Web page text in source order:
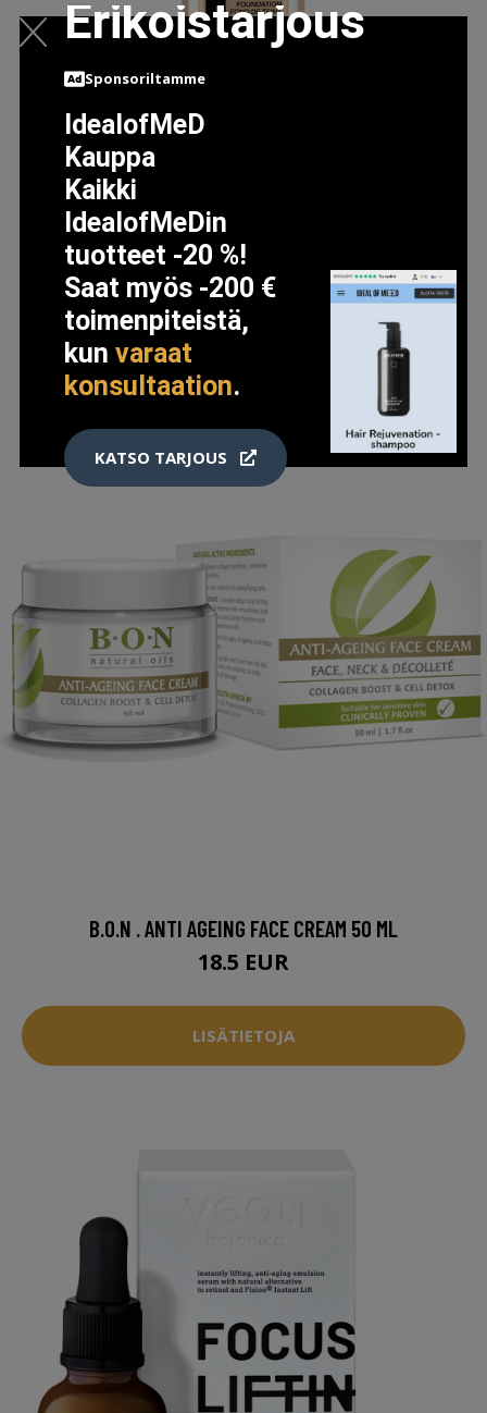
MAYBELLINE NEW YORK SUPERSTAY ACTIVE WEAR
14.5 EUR
LISÄTIETOJA
B.O.N . ANTI AGEING FACE CREAM 50 ML
18.5 EUR
LISÄTIETOJA
Erikoistarjous
Sponsoriltamme
IdealofMeD
Kauppa
Kaikki
IdealofMeDin
tuotteet -20 %!
Saat myös -200 €
toimenpiteistä,
kunvaraat
konsultaation.
KATSO TARJOUS